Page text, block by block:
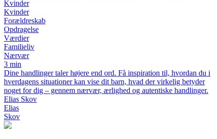
Kvinder
Kvinder
Forældreskab
Opdragelse
Værdier
Familieliv
Nærvær
3 min
Dine handlinger taler højere end ord. Få inspiration til, hvordan du i
hverdagens situationer kan vise dit barn, hvad der virkelig betyder
noget for dig – gennem nærvær, ærlighed og autentiske handlinger.
Elias Skov
Elias
Skov